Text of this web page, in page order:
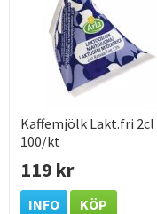
Kaffemjölk Lakt.fri 2cl
100/kt
119 kr
INFO KÖP